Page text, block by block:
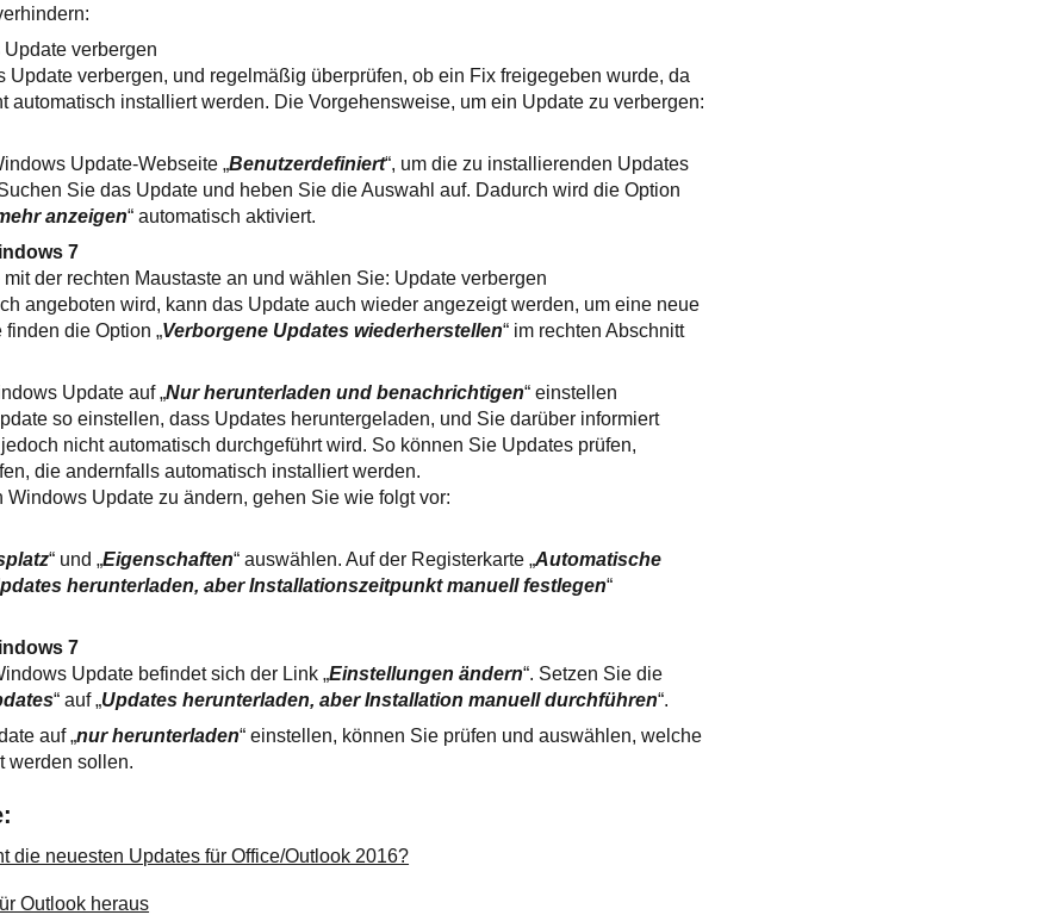
verbergen
Update verbergen, und regelmäßig überprüfen, ob ein Fix freigegeben wurde, da
automatisch installiert werden. Die Vorgehensweise, um ein Update zu verbergen:
Update-Webseite „Benutzerdefiniert“, um die zu installierenden Updates
Sie das Update und heben Sie die Auswahl auf. Dadurch wird die Option
anzeigen“ automatisch aktiviert.
7
der rechten Maustaste an und wählen Sie: Update verbergen
angeboten wird, kann das Update auch wieder angezeigt werden, um eine neue
die Option „Verborgene Updates wiederherstellen“ im rechten Abschnitt
Update auf „Nur herunterladen und benachrichtigen“ einstellen
so einstellen, dass Updates heruntergeladen, und Sie darüber informiert
nicht automatisch durchgeführt wird. So können Sie Updates prüfen,
die andernfalls automatisch installiert werden.
Update zu ändern, gehen Sie wie folgt vor:
“ und „Eigenschaften“ auswählen. Auf der Registerkarte „Automatische
herunterladen, aber Installationszeitpunkt manuell festlegen“
7
Update befindet sich der Link „Einstellungen ändern“. Setzen Sie die
“ auf „Updates herunterladen, aber Installation manuell durchführen“.
auf „nur herunterladen“ einstellen, können Sie prüfen und auswählen, welche
werden sollen.
die neuesten Updates für Office/Outlook 2016?
Outlook heraus